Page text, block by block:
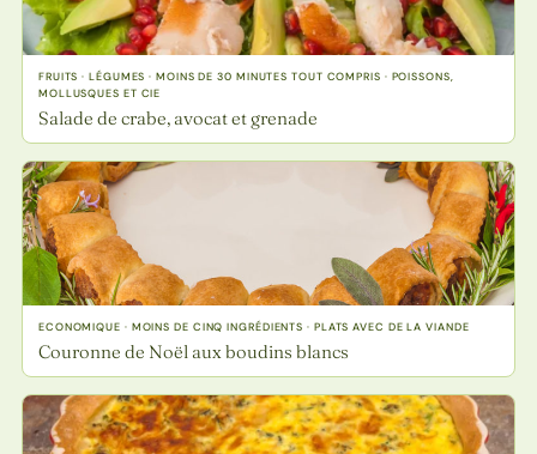
FRUITS · LÉGUMES · MOINS DE 30 MINUTES TOUT COMPRIS · POISSONS,
MOLLUSQUES ET CIE
Salade de crabe, avocat et grenade
ECONOMIQUE · MOINS DE CINQ INGRÉDIENTS · PLATS AVEC DE LA VIANDE
Couronne de Noël aux boudins blancs